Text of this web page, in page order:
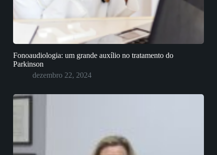
Fonoaudiologia: um grande auxílio no tratamento do
Parkinson
dezembro 22, 2024